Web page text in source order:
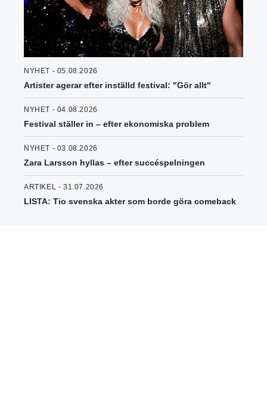
NYHET - 05.08.2026
Artister agerar efter inställd festival: "Gör allt"
NYHET - 04.08.2026
Festival ställer in – efter ekonomiska problem
NYHET - 03.08.2026
Zara Larsson hyllas – efter succéspelningen
ARTIKEL - 31.07.2026
LISTA: Tio svenska akter som borde göra comeback